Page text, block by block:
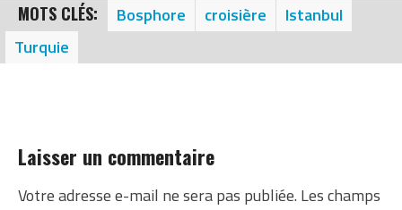
MOTS CLÉS: Bosphore croisière
Istanbul
Turquie
Laisser un commentaire
Votre adresse e-mail ne sera pas publiée. Les champs